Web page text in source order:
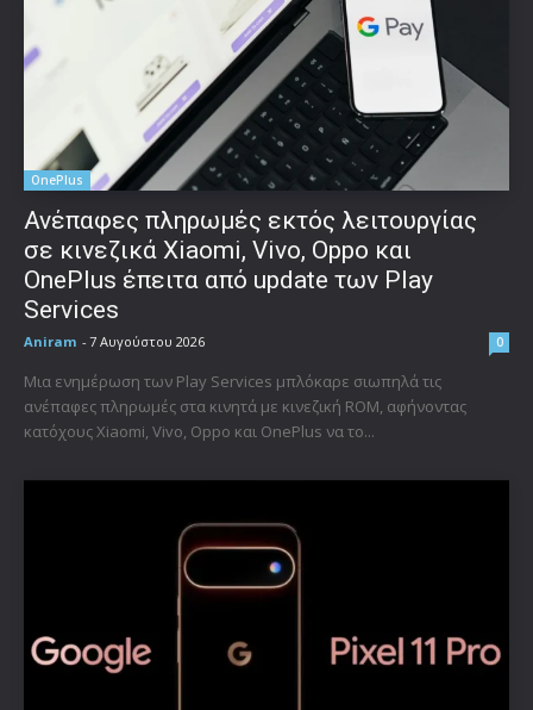
OnePlus
Ανέπαφες πληρωμές εκτός λειτουργίας
σε κινεζικά Xiaomi, Vivo, Oppo και
OnePlus έπειτα από update των Play
Services
Aniram - 7 Αυγούστου 2026 0
Μια ενημέρωση των Play Services μπλόκαρε σιωπηλά τις
ανέπαφες πληρωμές στα κινητά με κινεζική ROM, αφήνοντας
κατόχους Xiaomi, Vivo, Oppo και OnePlus να το...